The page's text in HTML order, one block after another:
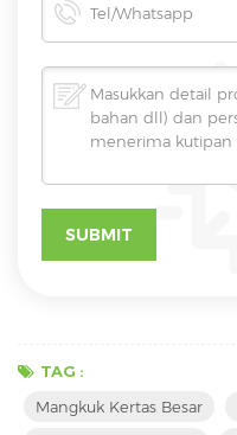
TAG :
Mangkuk Kertas Besar